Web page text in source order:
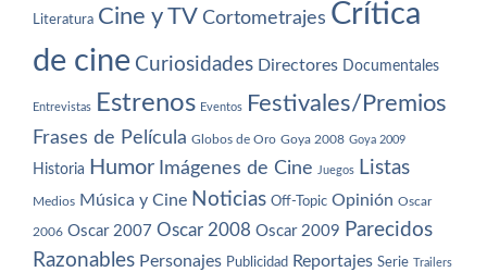
Literatura Cine y TV Cortometrajes Crítica
de cine Curiosidades Directores Documentales
Entrevistas Estrenos Eventos Festivales/Premios
Frases de Película Globos de Oro Goya 2008 Goya 2009
Historia Humor Imágenes de Cine Juegos Listas
Medios Música y Cine Noticias Off-Topic Opinión Oscar
2006 Oscar 2007 Oscar 2008 Oscar 2009 Parecidos
Razonables Personajes Publicidad Reportajes Serie Trailers